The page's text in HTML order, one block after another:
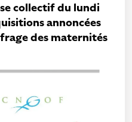
collectif du lundi
annoncées
des maternités